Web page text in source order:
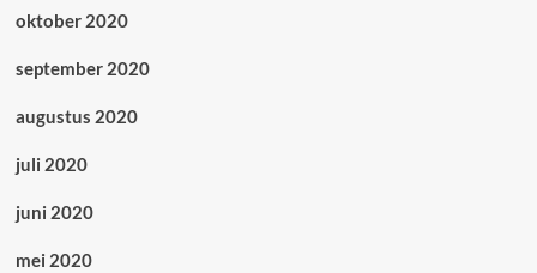
oktober 2020
september 2020
augustus 2020
juli 2020
juni 2020
mei 2020